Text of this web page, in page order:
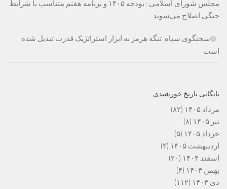
مجلس شورای اسلامی : بودجه ۱۴۰۵ و برنامه هفتم متناسب با شرایط
جنگی اصلاح می‌شوند
سخنگوی سپاه: تنگه هرمز به ابزار استراتژیک قدرت تبدیل شده
است
بایگانی تاریخ خورشیدی
مرداد ۱۴۰۵
(۸۲)
تیر ۱۴۰۵
(۸)
خرداد ۱۴۰۵
(۵)
اردیبهشت ۱۴۰۵
(۴)
اسفند ۱۴۰۴
(۲۰)
بهمن ۱۴۰۴
(۴)
دی ۱۴۰۴
(۱۱۲)